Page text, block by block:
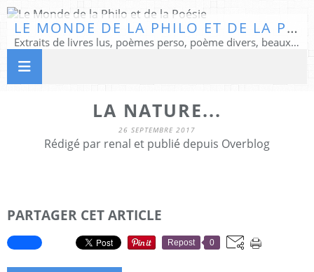
LE MONDE DE LA PHILO ET DE LA POÉSIE
Extraits de livres lus, poèmes perso, poème divers, beaux textes...
LA NATURE...
26 SEPTEMBRE 2017
Rédigé par renal et publié depuis Overblog
PARTAGER CET ARTICLE
Repost 0